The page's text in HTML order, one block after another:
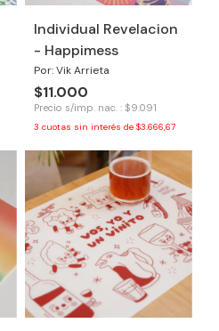
Individual Revelacion
- Happimess
Por: Vik Arrieta
$11.000
Precio s/imp. nac. : $9.091
3 cuotas sin interés de $3.666,67